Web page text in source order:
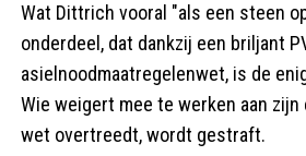
Wat Dittrich vooral "als een steen
onderdeel, dat dankzij een briljant
asielnoodmaatregelenwet, is de
Wie weigert mee te werken aan
wet overtreedt, wordt gestraft.